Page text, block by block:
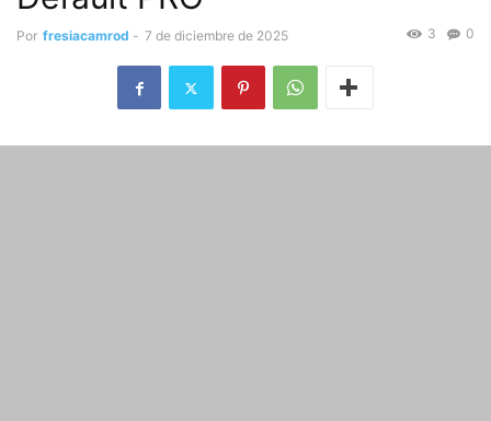
Por fresiacamrod - 7 de diciembre de 2025 0
3